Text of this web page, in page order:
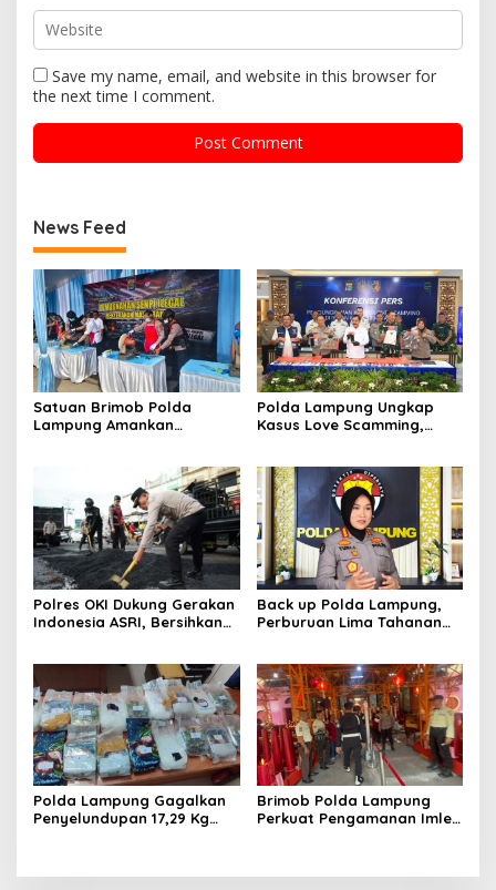
Save my name, email, and website in this browser for
the next time I comment.
News Feed
Satuan Brimob Polda
Lampung Amankan
Amunisi Serahan
Masyarakat
Polda Lampung Ungkap
Kasus Love Scamming,
Polres OKI Dukung Gerakan
Indonesia ASRI, Bersihkan
Back up Polda Lampung,
Perburuan Lima Tahanan
Pelarian Kian Terkepung
Polda Lampung Gagalkan
Penyelundupan 17,29 Kg
Brimob Polda Lampung
Perkuat Pengamanan Imlek